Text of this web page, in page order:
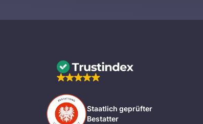
Staatlich geprüfter
Bestatter